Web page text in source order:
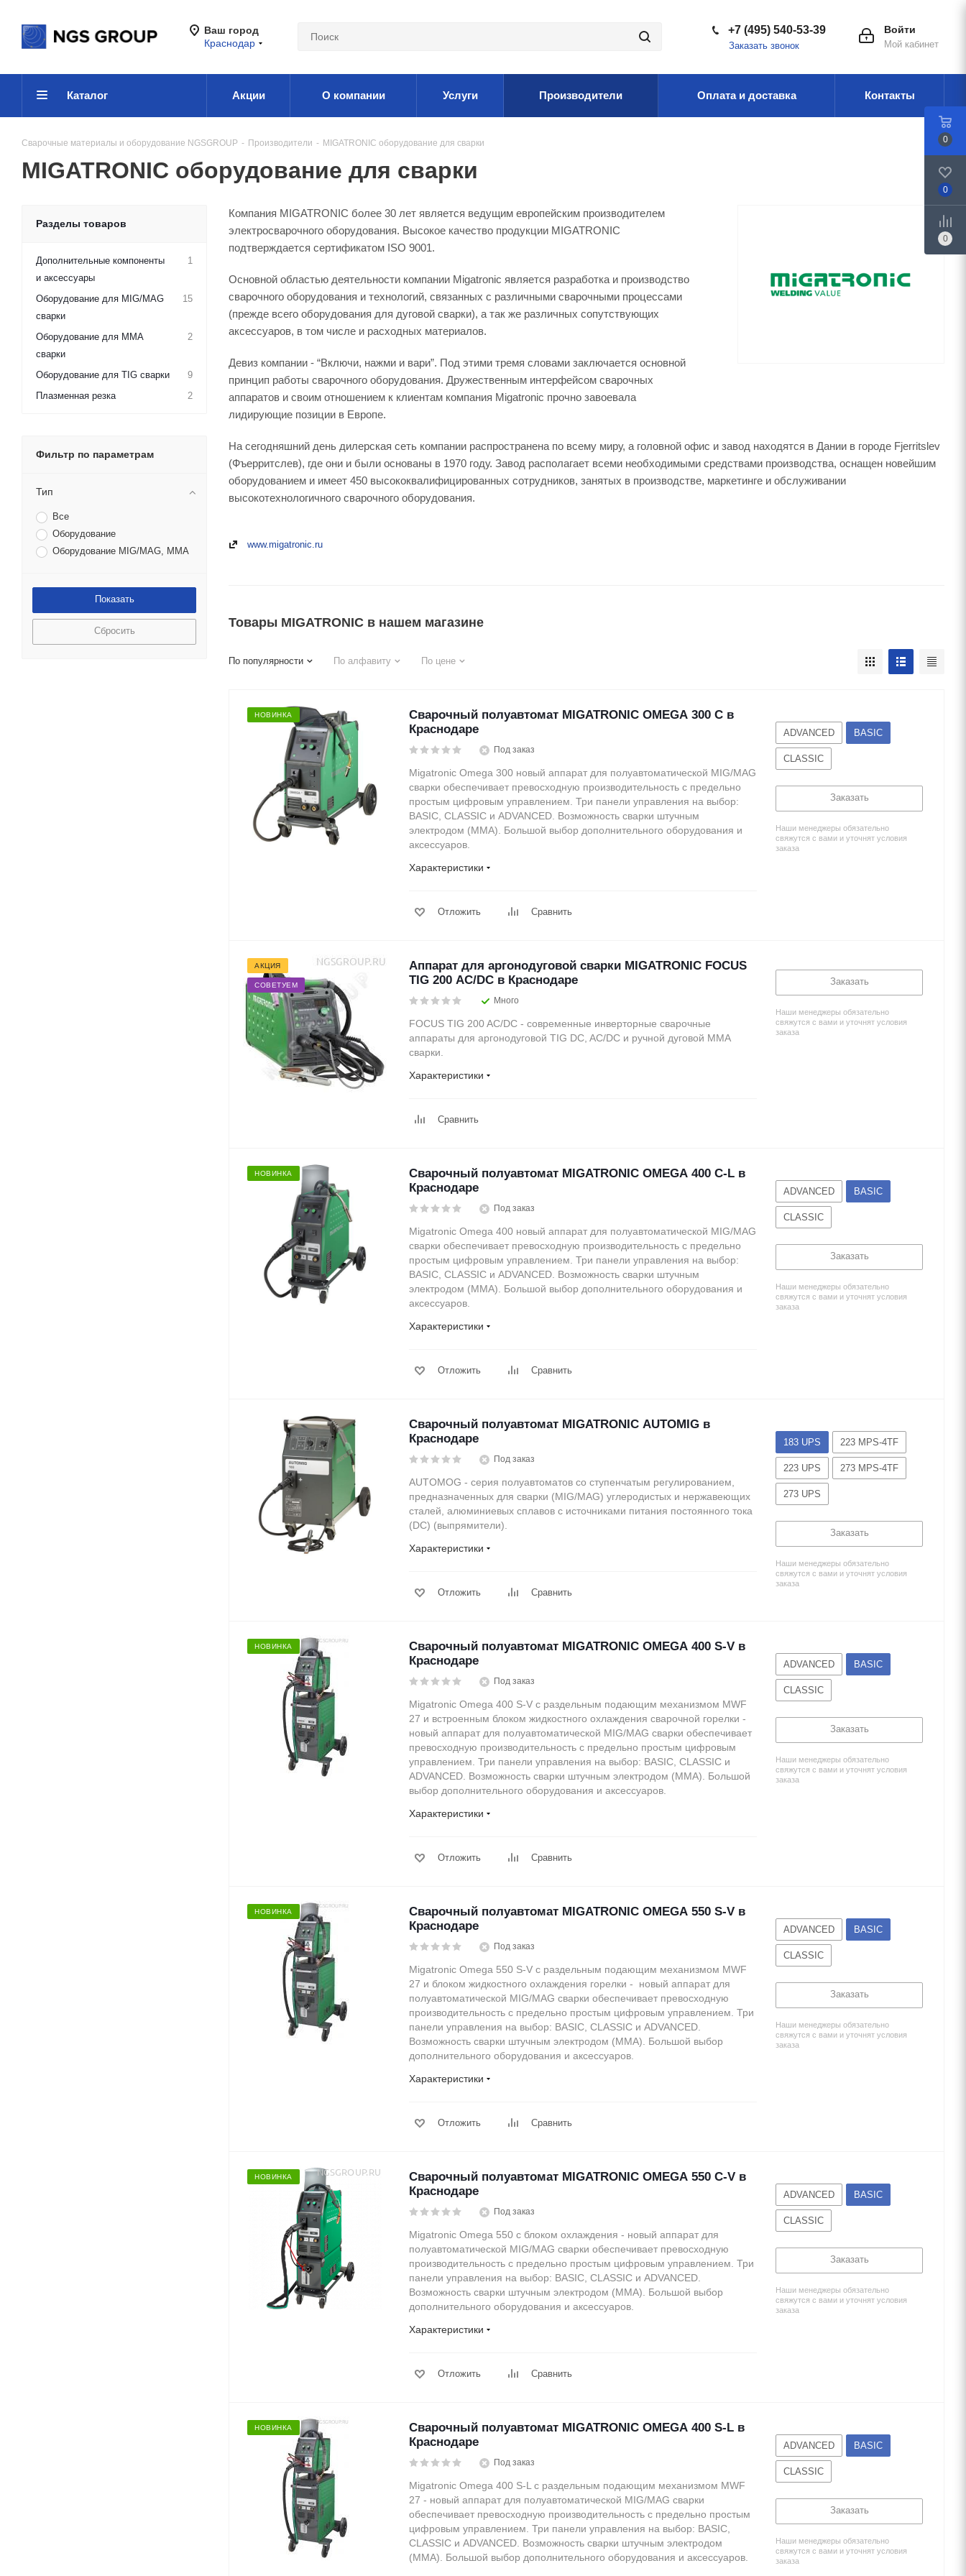
Ваш город
Краснодар
Войти
Мой кабинет
+7 (495) 540-53-39
Заказать звонок
Каталог Акции О компании Услуги Производители Оплата и доставка Контакты
Сварочные материалы и оборудование NGSGROUP - Производители - MIGATRONIC оборудование для сварки
MIGATRONIC оборудование для сварки
Компания MIGATRONIC более 30 лет является ведущим европейским производителем
электросварочного оборудования. Высокое качество продукции MIGATRONIC
подтверждается сертификатом ISO 9001.
Основной областью деятельности компании Migatronic является разработка и производство
сварочного оборудования и технологий, связанных с различными сварочными процессами
(прежде всего оборудования для дуговой сварки), а так же различных сопутствующих
аксессуаров, в том числе и расходных материалов.
Девиз компании - “Включи, нажми и вари”. Под этими тремя словами заключается основной
принцип работы сварочного оборудования. Дружественным интерфейсом сварочных
аппаратов и своим отношением к клиентам компания Migatronic прочно завоевала
лидирующие позиции в Европе.
На сегодняшний день дилерская сеть компании распространена по всему миру, а головной офис и завод находятся в Дании в городе Fjerritslev
(Фъерритслев), где они и были основаны в 1970 году. Завод располагает всеми необходимыми средствами производства, оснащен новейшим
оборудованием и имеет 450 высококвалифицированных сотрудников, занятых в производстве, маркетинге и обслуживании
высокотехнологичного сварочного оборудования.
www.migatronic.ru
Товары MIGATRONIC в нашем магазине
По популярности По алфавиту По цене
НОВИНКА
Сварочный полуавтомат MIGATRONIC OMEGA 300 C в
Краснодаре
Под заказ
Migatronic Omega 300 новый аппарат для полуавтоматической MIG/MAG
сварки обеспечивает превосходную производительность с предельно
простым цифровым управлением. Три панели управления на выбор:
BASIC, CLASSIC и ADVANCED. Возможность сварки штучным
электродом (MMA). Большой выбор дополнительного оборудования и
аксессуаров.
Характеристики
Отложить Сравнить
ADVANCED BASIC
CLASSIC
Заказать
Наши менеджеры обязательно
свяжутся с вами и уточнят условия
заказа
АКЦИЯ
СОВЕТУЕМ
Аппарат для аргонодуговой сварки MIGATRONIC FOCUS
TIG 200 AC/DC в Краснодаре
Много
FOCUS TIG 200 AC/DC - современные инверторные сварочные
аппараты для аргонодуговой TIG DC, AC/DC и ручной дуговой MMA
сварки.
Характеристики
Сравнить
Заказать
Наши менеджеры обязательно
свяжутся с вами и уточнят условия
заказа
НОВИНКА
Сварочный полуавтомат MIGATRONIC OMEGA 400 C-L в
Краснодаре
Под заказ
Migatronic Omega 400 новый аппарат для полуавтоматической MIG/MAG
сварки обеспечивает превосходную производительность с предельно
простым цифровым управлением. Три панели управления на выбор:
BASIC, CLASSIC и ADVANCED. Возможность сварки штучным
электродом (MMA). Большой выбор дополнительного оборудования и
аксессуаров.
Характеристики
Отложить Сравнить
ADVANCED BASIC
CLASSIC
Заказать
Наши менеджеры обязательно
свяжутся с вами и уточнят условия
заказа
Сварочный полуавтомат MIGATRONIC AUTOMIG в
Краснодаре
Под заказ
AUTOMOG - серия полуавтоматов со ступенчатым регулированием,
предназначенных для сварки (MIG/MAG) углеродистых и нержавеющих
сталей, алюминиевых сплавов с источниками питания постоянного тока
(DC) (выпрямители).
Характеристики
Отложить Сравнить
183 UPS 223 MPS-4TF
223 UPS 273 MPS-4TF
273 UPS
Заказать
Наши менеджеры обязательно
свяжутся с вами и уточнят условия
заказа
НОВИНКА
Сварочный полуавтомат MIGATRONIC OMEGA 400 S-V в
Краснодаре
Под заказ
Migatronic Omega 400 S-V c раздельным подающим механизмом MWF
27 и встроенным блоком жидкостного охлаждения сварочной горелки -
новый аппарат для полуавтоматической MIG/MAG сварки обеспечивает
превосходную производительность с предельно простым цифровым
управлением. Три панели управления на выбор: BASIC, CLASSIC и
ADVANCED. Возможность сварки штучным электродом (MMA). Большой
выбор дополнительного оборудования и аксессуаров.
Характеристики
Отложить Сравнить
ADVANCED BASIC
CLASSIC
Заказать
Наши менеджеры обязательно
свяжутся с вами и уточнят условия
заказа
НОВИНКА
Сварочный полуавтомат MIGATRONIC OMEGA 550 S-V в
Краснодаре
Под заказ
Migatronic Omega 550 S-V с раздельным подающим механизмом MWF
27 и блоком жидкостного охлаждения горелки - новый аппарат для
полуавтоматической MIG/MAG сварки обеспечивает превосходную
производительность с предельно простым цифровым управлением. Три
панели управления на выбор: BASIC, CLASSIC и ADVANCED.
Возможность сварки штучным электродом (MMA). Большой выбор
дополнительного оборудования и аксессуаров.
Характеристики
Отложить Сравнить
ADVANCED BASIC
CLASSIC
Заказать
Наши менеджеры обязательно
свяжутся с вами и уточнят условия
заказа
НОВИНКА
Сварочный полуавтомат MIGATRONIC OMEGA 550 C-V в
Краснодаре
Под заказ
Migatronic Omega 550 c блоком охлаждения - новый аппарат для
полуавтоматической MIG/MAG сварки обеспечивает превосходную
производительность с предельно простым цифровым управлением. Три
панели управления на выбор: BASIC, CLASSIC и ADVANCED.
Возможность сварки штучным электродом (MMA). Большой выбор
дополнительного оборудования и аксессуаров.
Характеристики
Отложить Сравнить
ADVANCED BASIC
CLASSIC
Заказать
Наши менеджеры обязательно
свяжутся с вами и уточнят условия
заказа
НОВИНКА
Сварочный полуавтомат MIGATRONIC OMEGA 400 S-L в
Краснодаре
Под заказ
Migatronic Omega 400 S-L c раздельным подающим механизмом MWF
27 - новый аппарат для полуавтоматической MIG/MAG сварки
обеспечивает превосходную производительность с предельно простым
цифровым управлением. Три панели управления на выбор: BASIC,
CLASSIC и ADVANCED. Возможность сварки штучным электродом
(MMA). Большой выбор дополнительного оборудования и аксессуаров.
ADVANCED BASIC
CLASSIC
Заказать
Наши менеджеры обязательно
свяжутся с вами и уточнят условия
заказа
Разделы товаров
Дополнительные компоненты
и аксессуары
1
Оборудование для MIG/MAG
сварки
15
Оборудование для MMA
сварки
2
Оборудование для TIG сварки
9
Плазменная резка
2
Фильтр по параметрам
Тип
Все
Оборудование
Оборудование MIG/MAG, MMA
Сбросить
0
0
0